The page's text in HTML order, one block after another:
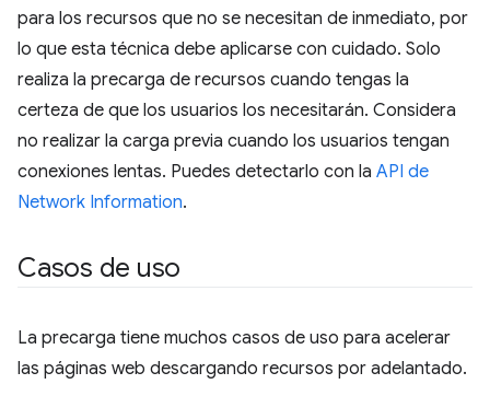
para los recursos que no se necesitan de inmediato, por
lo que esta técnica debe aplicarse con cuidado. Solo
realiza la precarga de recursos cuando tengas la
certeza de que los usuarios los necesitarán. Considera
no realizar la carga previa cuando los usuarios tengan
conexiones lentas. Puedes detectarlo con la API de
Network Information.
Casos de uso
La precarga tiene muchos casos de uso para acelerar
las páginas web descargando recursos por adelantado.